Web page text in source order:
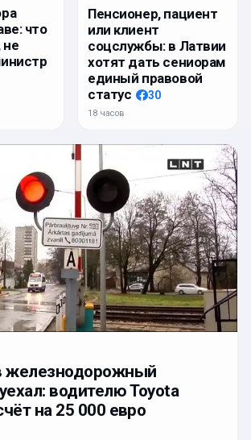
что
не
Пенсионер, пациент
или клиент
соцслужбы: в Латвии
хотят дать сениорам
единый правовой
статус
30
18 часов
железнодорожный
водителю Toyota
на 25 000 евро